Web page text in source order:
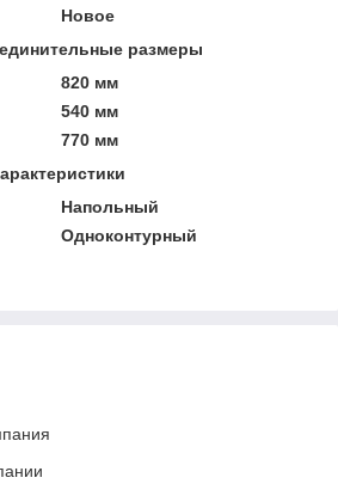
Новое
размеры
820 мм
540 мм
770 мм
Напольный
Одноконтурный